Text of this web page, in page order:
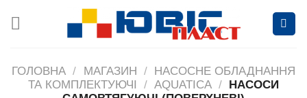
ГОЛОВНА / МАГАЗИН /
НАСОСНЕ ОБЛАДНАННЯ
ТА КОМПЛЕКТУЮЧІ
/ AQUATICA / НАСОСИ